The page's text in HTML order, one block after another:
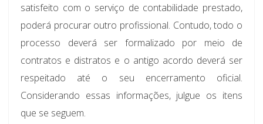
satisfeito com o serviço de contabilidade prestado,
poderá procurar outro profissional. Contudo, todo o
processo deverá ser formalizado por meio de
contratos e distratos e o antigo acordo deverá ser
respeitado até o seu encerramento oficial.
Considerando essas informações, julgue os itens
que se seguem.